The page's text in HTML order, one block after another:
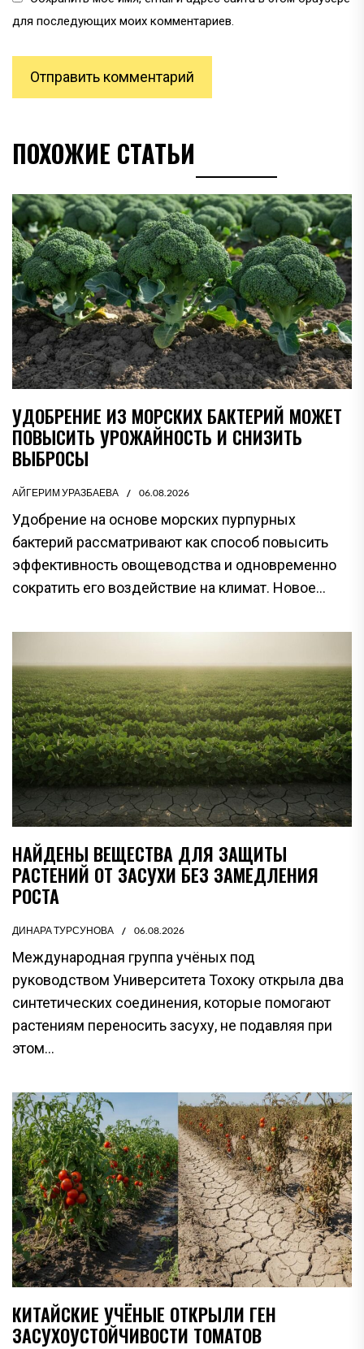
для последующих моих комментариев.
ПОХОЖИЕ СТАТЬИ
УДОБРЕНИЕ ИЗ МОРСКИХ БАКТЕРИЙ МОЖЕТ
ПОВЫСИТЬ УРОЖАЙНОСТЬ И СНИЗИТЬ
ВЫБРОСЫ
АЙГЕРИМ УРАЗБАЕВА 06.08.2026
Удобрение на основе морских пурпурных
бактерий рассматривают как способ повысить
эффективность овощеводства и одновременно
сократить его воздействие на климат. Новое...
НАЙДЕНЫ ВЕЩЕСТВА ДЛЯ ЗАЩИТЫ
РАСТЕНИЙ ОТ ЗАСУХИ БЕЗ ЗАМЕДЛЕНИЯ
РОСТА
ДИНАРА ТУРСУНОВА 06.08.2026
Международная группа учёных под
руководством Университета Тохоку открыла два
синтетических соединения, которые помогают
растениям переносить засуху, не подавляя при
этом...
КИТАЙСКИЕ УЧЁНЫЕ ОТКРЫЛИ ГЕН
ЗАСУХОУСТОЙЧИВОСТИ ТОМАТОВ